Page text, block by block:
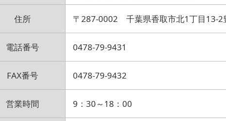
住所 〒287-0002 千葉県香取市北1丁目13-2
電話番号 0478-79-9431
FAX番号 0478-79-9432
営業時間 9：30～18：00